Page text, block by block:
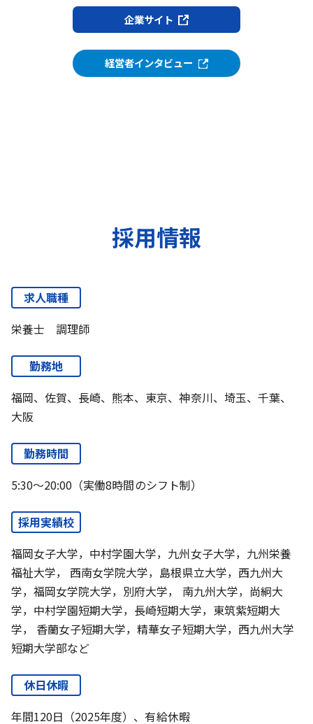
企業サイト
経営者インタビュー
採用情報
求人職種
栄養士 調理師
勤務地
福岡、佐賀、長崎、熊本、東京、神奈川、埼玉、千葉、
大阪
勤務時間
5:30～20:00（実働8時間のシフト制）
採用実績校
福岡女子大学，中村学園大学，九州女子大学，九州栄養
福祉大学， 西南女学院大学，島根県立大学，西九州大
学，福岡女学院大学，別府大学， 南九州大学，尚絅大
学，中村学園短期大学，長崎短期大学，東筑紫短期大
学， 香蘭女子短期大学，精華女子短期大学，西九州大学
短期大学部など
休日休暇
年間120日（2025年度）、有給休暇